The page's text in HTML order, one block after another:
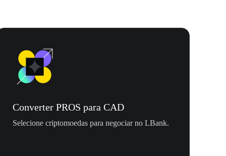
Converter PROS para CAD
Selecione criptomoedas para negociar no LBank.